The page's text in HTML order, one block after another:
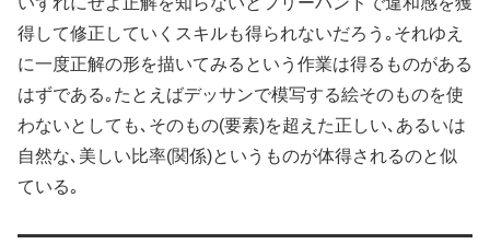
得して修正していくスキルも得られないだろう｡それゆえ
に一度正解の形を描いてみるという作業は得るものがある
はずである｡たとえばデッサンで模写する絵そのものを使
わないとしても､そのもの(要素)を超えた正しい､あるいは
自然な､美しい比率(関係)というものが体得されるのと似
ている｡